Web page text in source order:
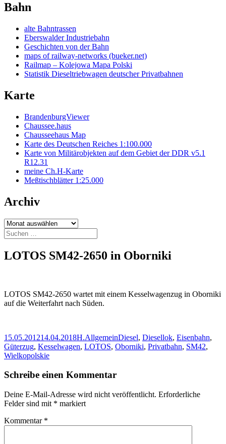
Bahn
alte Bahntrassen
Eberswalder Industriebahn
Geschichten von der Bahn
maps of railway-networks (bueker.net)
Railmap – Kolejowa Mapa Polski
Statistik Dieseltriebwagen deutscher Privatbahnen
Karte
BrandenburgViewer
Chaussee.haus
Chausseehaus Map
Karte des Deutschen Reiches 1:100.000
Karte von Militärobjekten auf dem Gebiet der DDR v5.1
R12.31
meine Ch.H-Karte
Meßtischblätter 1:25.000
Archiv
Archiv
Suchen
nach:
LOTOS SM42-2650 in Oborniki
LOTOS SM42-2650 wartet mit einem Kesselwagenzug in Oborniki
auf die Weiterfahrt nach Süden.
Veröffentlicht
am
15.05.201214.04.2018Autor
H.Kategorien
AllgemeinSchlagwörter
Diesel, Diesellok, Eisenbahn,
Güterzug, Kesselwagen, LOTOS, Oborniki, Privatbahn, SM42,
Wielkopolskie
Schreibe einen Kommentar
Deine E-Mail-Adresse wird nicht veröffentlicht. Erforderliche
Felder sind mit * markiert
Kommentar *